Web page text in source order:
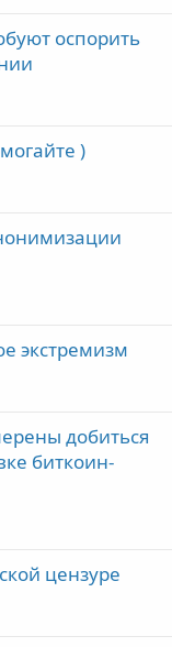
оспорить
)
экстремизм
добиться
биткоин-
цензуре